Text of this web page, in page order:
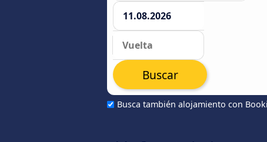
Busca también alojamiento con
Buscar